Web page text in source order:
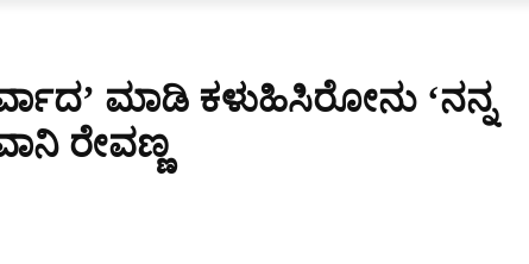
ಮಾಡಿ ಕಳುಹಿಸಿರೋನು ‘ನನ್ನ
ರೇವಣ್ಣ